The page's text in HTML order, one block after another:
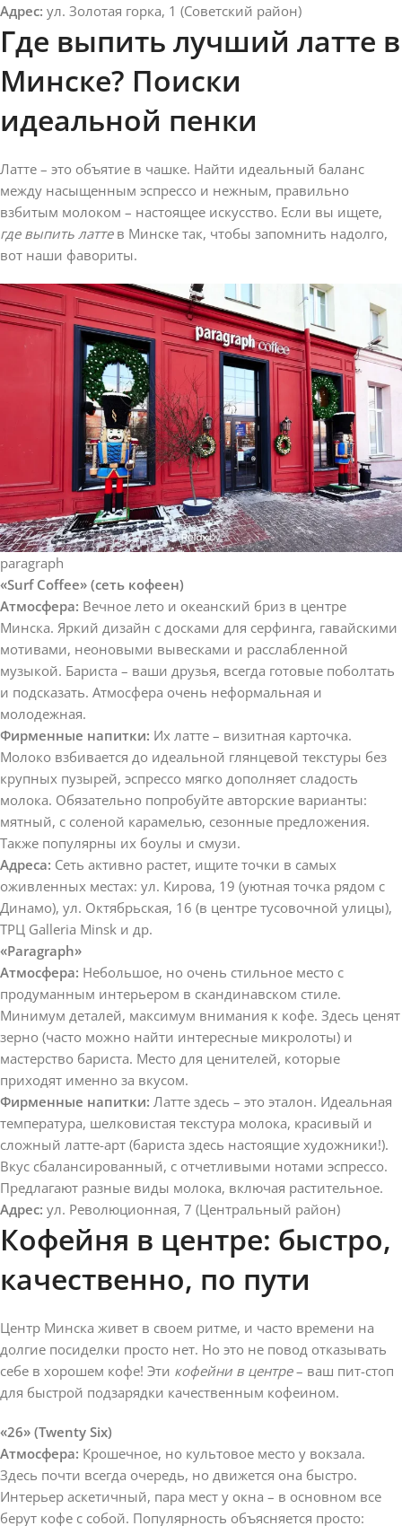
Адрес: ул. Золотая горка, 1 (Советский район)
Где выпить лучший латте в
Минске? Поиски
идеальной пенки
Латте – это объятие в чашке. Найти идеальный баланс
между насыщенным эспрессо и нежным, правильно
взбитым молоком – настоящее искусство. Если вы ищете,
где выпить латтев Минске так, чтобы запомнить надолго,
вот наши фавориты.
paragraph
«Surf Coffee» (сеть кофеен)
Атмосфера: Вечное лето и океанский бриз в центре
Минска. Яркий дизайн с досками для серфинга, гавайскими
мотивами, неоновыми вывесками и расслабленной
музыкой. Бариста – ваши друзья, всегда готовые поболтать
и подсказать. Атмосфера очень неформальная и
молодежная.
Фирменные напитки: Их латте – визитная карточка.
Молоко взбивается до идеальной глянцевой текстуры без
крупных пузырей, эспрессо мягко дополняет сладость
молока. Обязательно попробуйте авторские варианты:
мятный, с соленой карамелью, сезонные предложения.
Также популярны их боулы и смузи.
Адреса: Сеть активно растет, ищите точки в самых
оживленных местах: ул. Кирова, 19 (уютная точка рядом с
Динамо), ул. Октябрьская, 16 (в центре тусовочной улицы),
ТРЦ Galleria Minsk и др.
«Paragraph»
Атмосфера: Небольшое, но очень стильное место с
продуманным интерьером в скандинавском стиле.
Минимум деталей, максимум внимания к кофе. Здесь ценят
зерно (часто можно найти интересные микролоты) и
мастерство бариста. Место для ценителей, которые
приходят именно за вкусом.
Фирменные напитки: Латте здесь – это эталон. Идеальная
температура, шелковистая текстура молока, красивый и
сложный латте-арт (бариста здесь настоящие художники!).
Вкус сбалансированный, с отчетливыми нотами эспрессо.
Предлагают разные виды молока, включая растительное.
Адрес: ул. Революционная, 7 (Центральный район)
Кофейня в центре: быстро,
качественно, по пути
Центр Минска живет в своем ритме, и часто времени на
долгие посиделки просто нет. Но это не повод отказывать
себе в хорошем кофе! Эти кофейни в центре– ваш пит-стоп
для быстрой подзарядки качественным кофеином.
«26» (Twenty Six)
Атмосфера: Крошечное, но культовое место у вокзала.
Здесь почти всегда очередь, но движется она быстро.
Интерьер аскетичный, пара мест у окна – в основном все
берут кофе с собой. Популярность объясняется просто: